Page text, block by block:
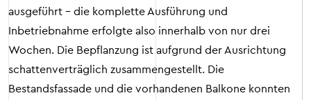
ausgeführt – die komplette Ausführung und
Inbetriebnahme erfolgte also innerhalb von nur drei
Wochen. Die Bepflanzung ist aufgrund der Ausrichtung
schattenverträglich zusammengestellt. Die
Bestandsfassade und die vorhandenen Balkone konnten